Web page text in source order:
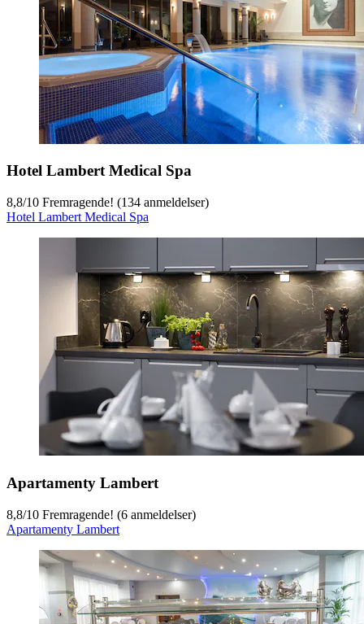
Hotel Lambert Medical Spa
8,8/10 Fremragende! (134 anmeldelser)
Hotel Lambert Medical Spa
Apartamenty Lambert
8,8/10 Fremragende! (6 anmeldelser)
Apartamenty Lambert